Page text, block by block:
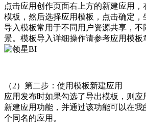
点击应用创作页面右上方的新建应用，
模板，然后选择应用模板，点击确定，
导入模板常用于不同用户资源共享，不
景。模板导入详细操作请参考应用模板
（2）第二步：使用模板新建应用
应用发布时如果勾选了导出模板，则应
新建应用功能，并通过该功能可以在
个同名的应用。